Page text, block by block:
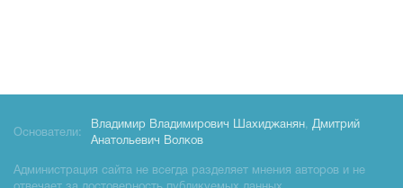
Основатели:
Владимир Владимирович Шахиджанян, Дмитрий
Анатольевич Волков
Администрация сайта не всегда разделяет мнения авторов и не